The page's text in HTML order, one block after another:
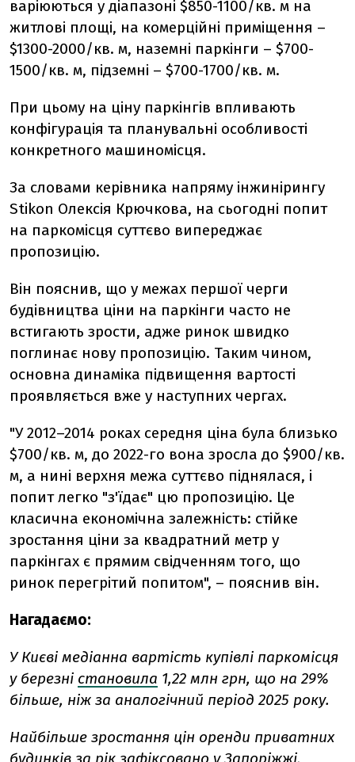
варіюються у діапазоні $850-1100/кв. м на
житлові площі, на комерційні приміщення –
$1300-2000/кв. м, наземні паркінги – $700-
1500/кв. м, підземні – $700-1700/кв. м.
При цьому на ціну паркінгів впливають
конфігурація та планувальні особливості
конкретного машиномісця.
За словами керівника напряму інжинірингу
Stikon Олексія Крючкова, на сьогодні попит
на паркомісця суттєво випереджає
пропозицію.
Він пояснив, що у межах першої черги
будівництва ціни на паркінги часто не
встигають зрости, адже ринок швидко
поглинає нову пропозицію. Таким чином,
основна динаміка підвищення вартості
проявляється вже у наступних чергах.
"У 2012–2014 роках середня ціна була близько
$700/кв. м, до 2022-го вона зросла до $900/кв.
м, а нині верхня межа суттєво піднялася, і
попит легко "з'їдає" цю пропозицію. Це
класична економічна залежність: стійке
зростання ціни за квадратний метр у
паркінгах є прямим свідченням того, що
ринок перегрітий попитом", – пояснив він.
Нагадаємо:
У Києві медіанна вартість купівлі паркомісця
у березні становила 1,22 млн грн, що на 29%
більше, ніж за аналогічний період 2025 року.
Найбільше зростання цін оренди приватних